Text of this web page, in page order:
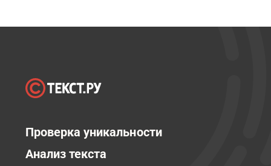
Проверка уникальности
Анализ текста